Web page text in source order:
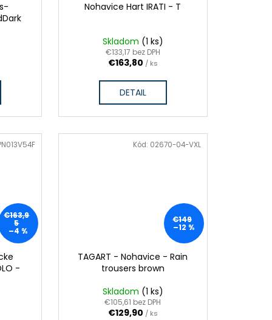
Nohavice Hart IRATI - T
Skladom (1 ks)
€133,17 bez DPH
€163,80 / ks
DETAIL
€163,9
5
–4 %
-
€149
–12 %
TAGART - Nohavice - Rain
trousers brown
Skladom (1 ks)
€105,61 bez DPH
€129,90 / ks
Kód: 02670-04-VXL